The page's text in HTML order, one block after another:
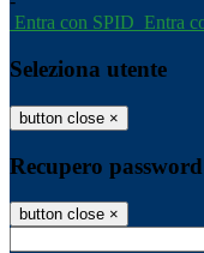
Entra con SPID Entra
Seleziona utente
button close ×
Recupero password
button close ×